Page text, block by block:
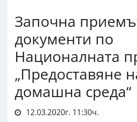
Започна
документи по
Националната
„Предоставяне
домашна среда“
12.03.2020г. 11:30ч.